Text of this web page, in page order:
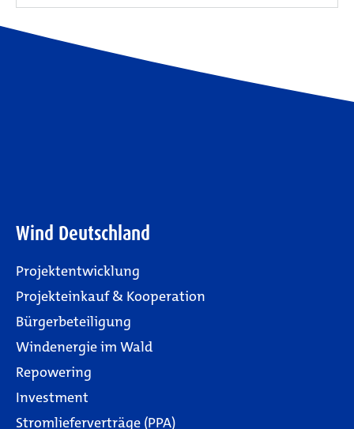
Wind Deutschland
Projektentwicklung
Projekteinkauf & Kooperation
Bürgerbeteiligung
Windenergie im Wald
Repowering
Investment
Stromlieferverträge (PPA)